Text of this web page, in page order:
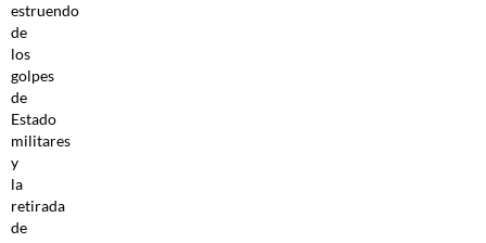
estruendo
de
los
golpes
de
Estado
militares
y
la
retirada
de